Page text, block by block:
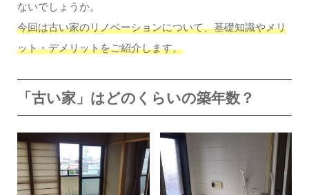
ないでしょうか。
今回は古い家のリノベーションについて、基礎知識やメリ
ット・デメリットをご紹介します。
「古い家」はどのくらいの築年数？